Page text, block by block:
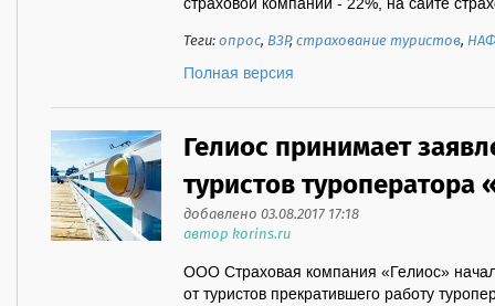
страховой компании - 22%, на сайте
Теги:опрос, ВЗР,страхование туристов,
Полная версия
Гелиос принимает
туристов туроператора
добавлено 03.08.2017 17:18
автор korins.ru
ООО Страховая компания «Гелиос»
от туристов прекратившего работу